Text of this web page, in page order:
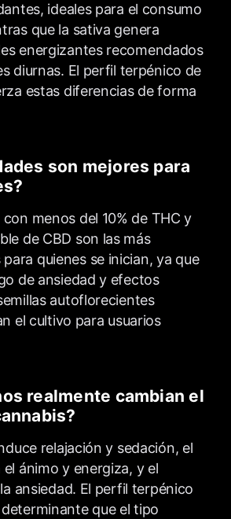
ideales para el consumo
que la sativa genera
energizantes recomendados
diurnas. El perfil terpénico de
estas diferencias de forma
son mejores para
menos del 10% de THC y
de CBD son las más
quienes se inician, ya que
de ansiedad y efectos
autoflorecientes
el cultivo para usuarios
realmente cambian el
relajación y sedación, el
ánimo y energiza, y el
ansiedad. El perfil terpénico
que el tipo